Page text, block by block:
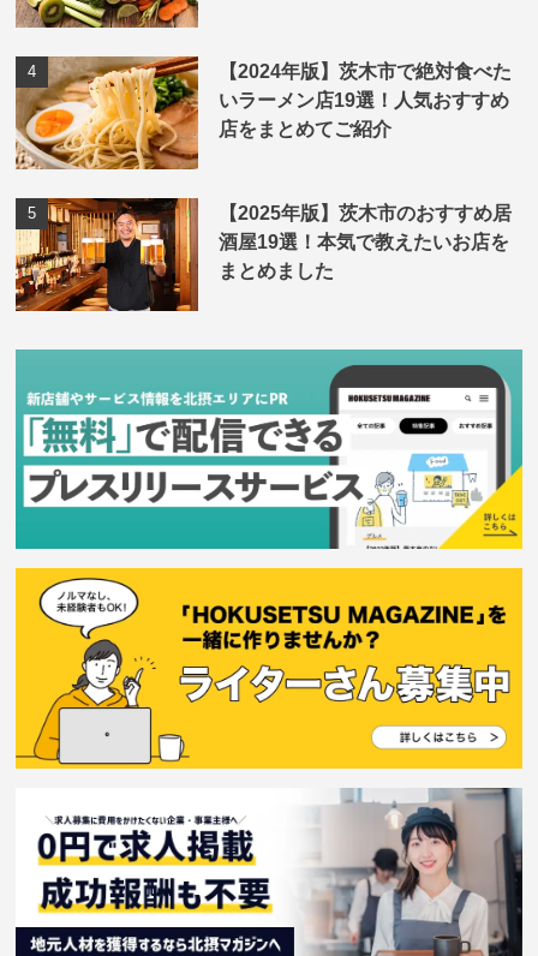
【2024年版】茨木市で絶対食べた
いラーメン店19選！人気おすすめ
店をまとめてご紹介
【2025年版】茨木市のおすすめ居
酒屋19選！本気で教えたいお店を
まとめました